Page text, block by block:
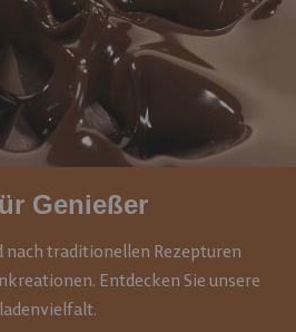
Genießer
nach traditionellen Rezepturen
Entdecken Sie unsere